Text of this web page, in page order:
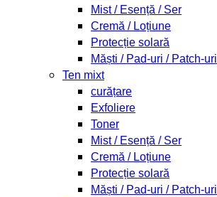
Mist / Esență / Ser
Cremă / Loțiune
Protecție solară
Măști / Pad-uri / Patch-uri
Ten mixt
curățare
Exfoliere
Toner
Mist / Esență / Ser
Cremă / Loțiune
Protecție solară
Măști / Pad-uri / Patch-uri